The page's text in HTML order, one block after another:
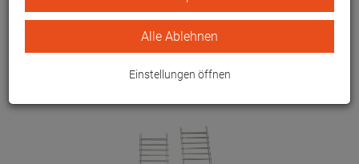
endlos 25x10 cm
Alle Ablehnen
Einstellungen öffnen